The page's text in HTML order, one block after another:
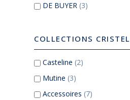
DE BUYER (3)
COLLECTIONS CRISTEL
Casteline (2)
Mutine (3)
Accessoires (7)